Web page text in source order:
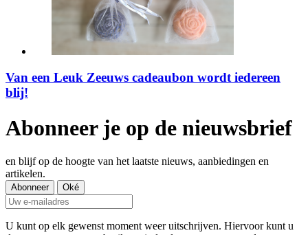
Van een Leuk Zeeuws cadeaubon wordt iedereen
blij!
Abonneer je op de nieuwsbrief
en blijf op de hoogte van het laatste nieuws, aanbiedingen en
artikelen.
U kunt op elk gewenst moment weer uitschrijven. Hiervoor kunt u